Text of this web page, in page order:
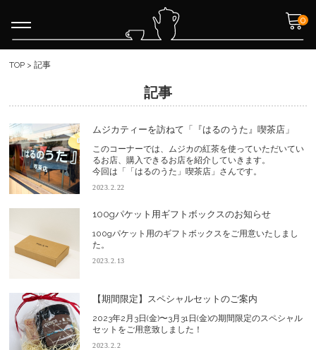
0
TOP > 記事
記事
ムジカティーを訪ねて「『はるのうた』喫茶店」
このコーナーでは、ムジカの紅茶を使っていただいてい
るお店、購入できるお店を紹介していきます。
今回は「「はるのうた」喫茶店」さんです。
2023.2.22
100gパケット用ギフトボックスのお知らせ
100gパケット用のギフトボックスをご用意いたしまし
た。
2023.2.13
【期間限定】スペシャルセットのご案内
2023年2月3日(金)〜3月31日(金)の期間限定のスペシャル
セットをご用意致しました！
2023.2.2